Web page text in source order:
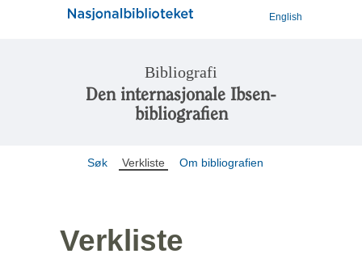
English
Bibliografi
Den internasjonale Ibsen-
bibliografien
Søk Verkliste Om bibliografien
Verkliste